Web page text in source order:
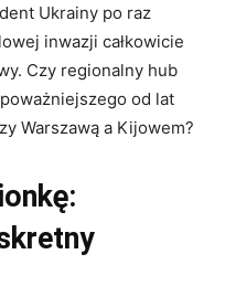
Ukrainy po raz
inwazji całkowicie
Czy regionalny hub
od lat
Warszawą a Kijowem?